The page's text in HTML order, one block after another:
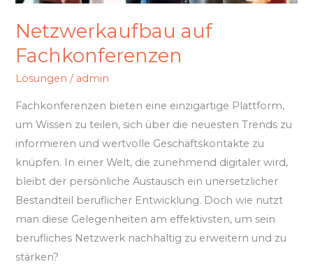
Netzwerkaufbau auf
Fachkonferenzen
Lösungen / admin
Fachkonferenzen bieten eine einzigartige Plattform,
um Wissen zu teilen, sich über die neuesten Trends zu
informieren und wertvolle Geschäftskontakte zu
knüpfen. In einer Welt, die zunehmend digitaler wird,
bleibt der persönliche Austausch ein unersetzlicher
Bestandteil beruflicher Entwicklung. Doch wie nutzt
man diese Gelegenheiten am effektivsten, um sein
berufliches Netzwerk nachhaltig zu erweitern und zu
stärken?